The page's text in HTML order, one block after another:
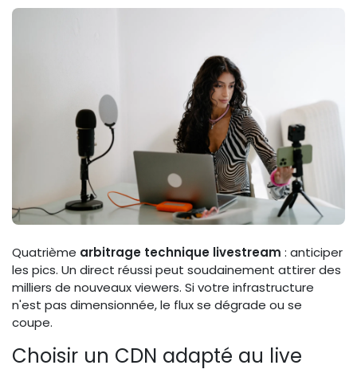
Quatrième arbitrage technique livestream : anticiper
les pics. Un direct réussi peut soudainement attirer des
milliers de nouveaux viewers. Si votre infrastructure
n'est pas dimensionnée, le flux se dégrade ou se
coupe.
Choisir un CDN adapté au live